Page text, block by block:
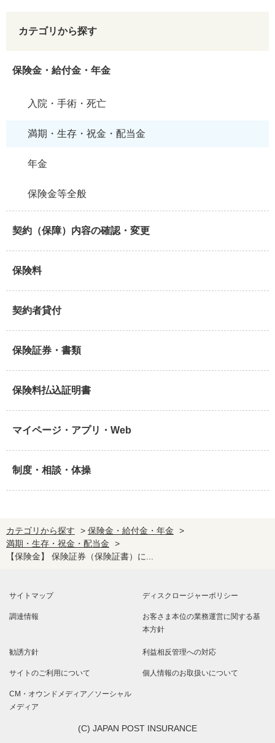
カテゴリから探す
保険金・給付金・年金
入院・手術・死亡
満期・生存・祝金・配当金
年金
保険金等全般
契約（保障）内容の確認・変更
保険料
契約者貸付
保険証券・書類
保険料払込証明書
マイページ・アプリ・Web
制度・相談・体操
カテゴリから探す > 保険金・給付金・年金
>
満期・生存・祝金・配当金
>
【保険金】 保険証券（保険証書）に...
サイトマップ ディスクロージャーポリシー
調達情報 お客さま本位の業務運営に関する基
本方針
勧誘方針 利益相反管理への対応
サイトのご利用について 個人情報のお取扱いについて
CM・オウンドメディア／ソーシャル
メディア
(C) JAPAN POST INSURANCE